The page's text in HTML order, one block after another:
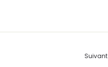
Suivant